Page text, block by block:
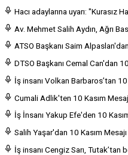
Hacı adaylarına uyarı: "Kurasız
Av. Mehmet Salih Aydın, Ağrı
ATSO Başkanı Saim
DTSO Başkanı Cemal Can'dan
İş insanı Volkan Barbaros’tan
Cumali Adlik'ten 10 Kasım
İş İnsanı Yakup Efe'den 10
Salih Yaşar'dan 10 Kasım Mesajı
İş insanı Cengiz Sarı, Tutak’tan